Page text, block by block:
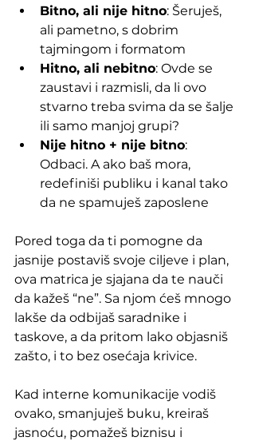
Bitno, ali nije hitno: Šeruješ,
ali pametno, s dobrim
tajmingom i formatom
Hitno, ali nebitno: Ovde se
zaustavi i razmisli, da li ovo
stvarno treba svima da se šalje
ili samo manjoj grupi?
Nije hitno + nije bitno:
Odbaci. A ako baš mora,
redefiniši publiku i kanal tako
da ne spamuješ zaposlene
Pored toga da ti pomogne da
jasnije postaviš svoje ciljeve i plan,
ova matrica je sjajana da te nauči
da kažeš “ne”. Sa njom ćeš mnogo
lakše da odbijaš saradnike i
taskove, a da pritom lako objasniš
zašto, i to bez osećaja krivice.
Kad interne komunikacije vodiš
ovako, smanjuješ buku, kreiraš
jasnoću, pomažeš biznisu i